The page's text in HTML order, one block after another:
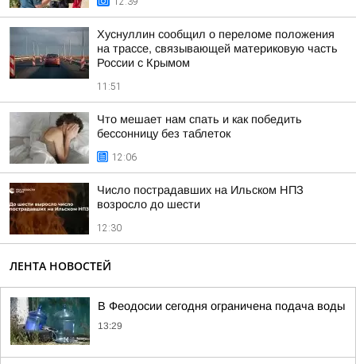
Хуснуллин сообщил о переломе положения
на трассе, связывающей материковую часть
России с Крымом
11:51
Что мешает нам спать и как победить
бессонницу без таблеток
12:06
Число пострадавших на Ильском НПЗ
возросло до шести
12:30
ЛЕНТА НОВОСТЕЙ
В Феодосии сегодня ограничена подача воды
13:29